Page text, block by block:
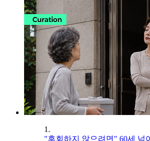
1.
"후회하지 않으려면" 60세 넘